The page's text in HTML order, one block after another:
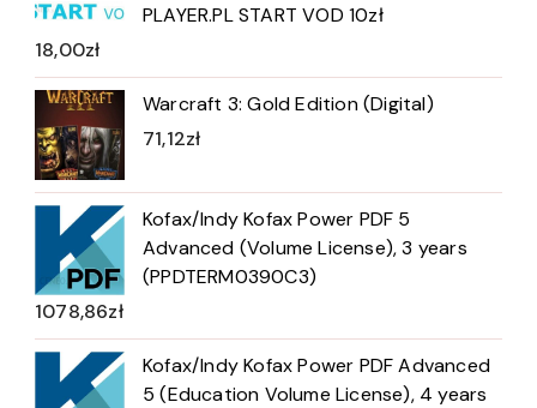
PLAYER.PL START VOD 10zł
18,00zł
Warcraft 3: Gold Edition (Digital)
71,12zł
Kofax/Indy Kofax Power PDF 5
Advanced (Volume License), 3 years
(PPDTERM0390C3)
1078,86zł
Kofax/Indy Kofax Power PDF Advanced
5 (Education Volume License), 4 years